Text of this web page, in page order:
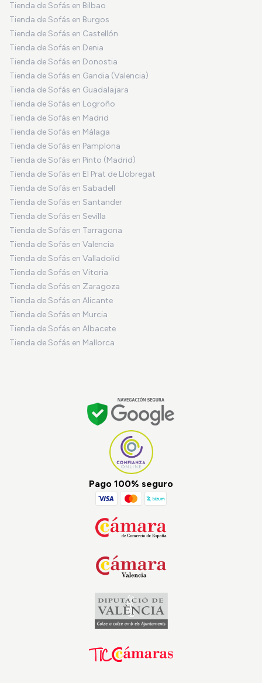
Tienda de Sofás en Bilbao
Tienda de Sofás en Burgos
Tienda de Sofás en Castellón
Tienda de Sofás en Denia
Tienda de Sofás en Donostia
Tienda de Sofás en Gandia (Valencia)
Tienda de Sofás en Guadalajara
Tienda de Sofás en Logroño
Tienda de Sofás en Madrid
Tienda de Sofás en Málaga
Tienda de Sofás en Pamplona
Tienda de Sofás en Pinto (Madrid)
Tienda de Sofás en El Prat de Llobregat
Tienda de Sofás en Sabadell
Tienda de Sofás en Santander
Tienda de Sofás en Sevilla
Tienda de Sofás en Tarragona
Tienda de Sofás en Valencia
Tienda de Sofás en Valladolid
Tienda de Sofás en Vitoria
Tienda de Sofás en Zaragoza
Tienda de Sofás en Alicante
Tienda de Sofás en Murcia
Tienda de Sofás en Albacete
Tienda de Sofás en Mallorca
Pago 100% seguro